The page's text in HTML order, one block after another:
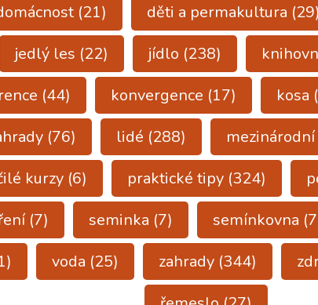
(21) děti a permakultura (29)
jedlý les (22) jídlo (238)
(44) konvergence (17) kosa
(76) lidé (288) mezinárodní
kurzy(6) praktické tipy(324)
(7) seminka (7) semínkovna
voda (25) zahrady(344)